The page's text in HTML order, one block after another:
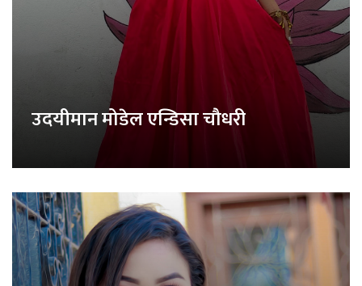
उदयीमान मोडेल एन्डिसा चौधरी